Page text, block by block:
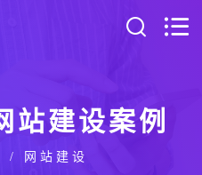
站建设案例
/ 网站建设